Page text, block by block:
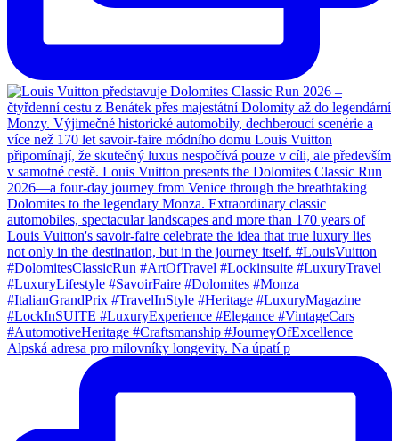
Alpská adresa pro milovníky longevity. Na úpatí p